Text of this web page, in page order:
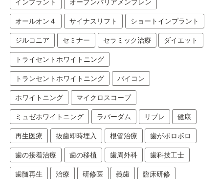
インプラント オープンバリアメンブレン
オールオン４ サイナスリフト ショートインプラント
ジルコニア セミナー セラミック治療 ダイエット
トライセントホワイトニング
トランセントホワイトニング バイコン
ホワイトニング マイクロスコープ
ミュゼホワイトニング ラバーダム リブレ 健康
再生医療 抜歯即時埋入 根管治療 歯がボロボロ
歯の接着治療 歯の移植 歯周外科 歯科技工士
歯髄再生 治療 研修医 義歯 臨床研修